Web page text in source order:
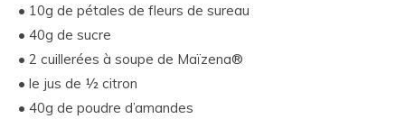
• 10g de pétales de fleurs de sureau
• 40g de sucre
• 2 cuillerées à soupe de Maïzena®
• le jus de 1⁄2 citron
• 40g de poudre d’amandes